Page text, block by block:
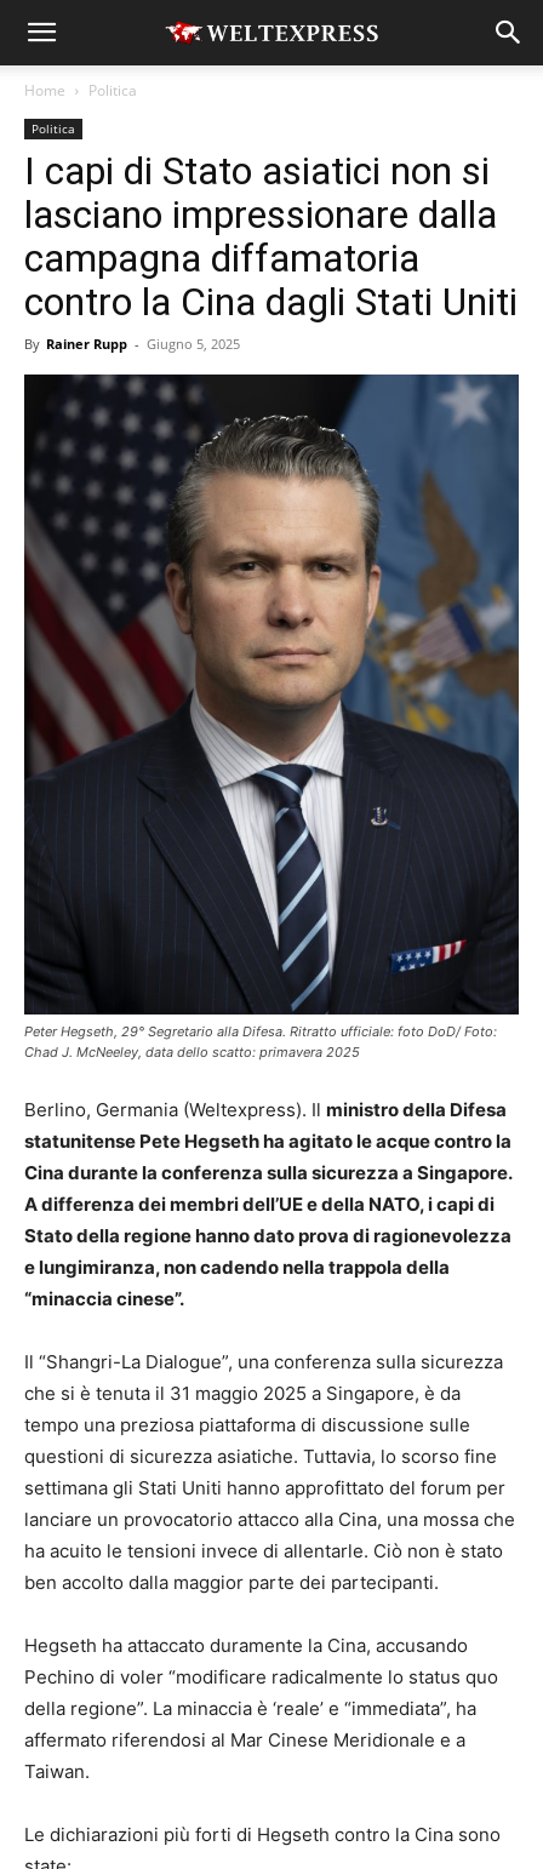
Home Politica
Politica
I capi di Stato asiatici non si
lasciano impressionare dalla
campagna diffamatoria
contro la Cina dagli Stati Uniti
By Rainer Rupp - Giugno 5, 2025
Peter Hegseth, 29° Segretario alla Difesa. Ritratto ufficiale: foto DoD/ Foto:
Chad J. McNeeley, data dello scatto: primavera 2025
Berlino, Germania (Weltexpress). Il ministro della Difesa
statunitense Pete Hegseth ha agitato le acque contro la
Cina durante la conferenza sulla sicurezza a Singapore.
A differenza dei membri dell’UE e della NATO, i capi di
Stato della regione hanno dato prova di ragionevolezza
e lungimiranza, non cadendo nella trappola della
“minaccia cinese”.
Il “Shangri-La Dialogue”, una conferenza sulla sicurezza
che si è tenuta il 31 maggio 2025 a Singapore, è da
tempo una preziosa piattaforma di discussione sulle
questioni di sicurezza asiatiche. Tuttavia, lo scorso fine
settimana gli Stati Uniti hanno approfittato del forum per
lanciare un provocatorio attacco alla Cina, una mossa che
ha acuito le tensioni invece di allentarle. Ciò non è stato
ben accolto dalla maggior parte dei partecipanti.
Hegseth ha attaccato duramente la Cina, accusando
Pechino di voler “modificare radicalmente lo status quo
della regione”. La minaccia è ‘reale’ e “immediata”, ha
affermato riferendosi al Mar Cinese Meridionale e a
Taiwan.
Le dichiarazioni più forti di Hegseth contro la Cina sono